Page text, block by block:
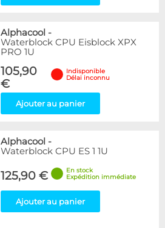
Alphacool -
Waterblock CPU Eisblock XPX
PRO 1U
105,90
€
Indisponible
Délai inconnu
Ajouter au panier
Alphacool -
Waterblock CPU ES 1 1U
125,90 €
En stock
Expédition immédiate
Ajouter au panier